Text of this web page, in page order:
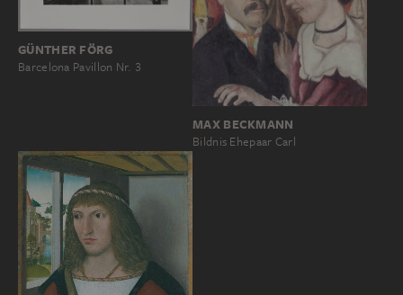
GÜNTHER FÖRG
Barcelona Pavillon Nr. 3
MAX BECKMANN
Bildnis Ehepaar Carl